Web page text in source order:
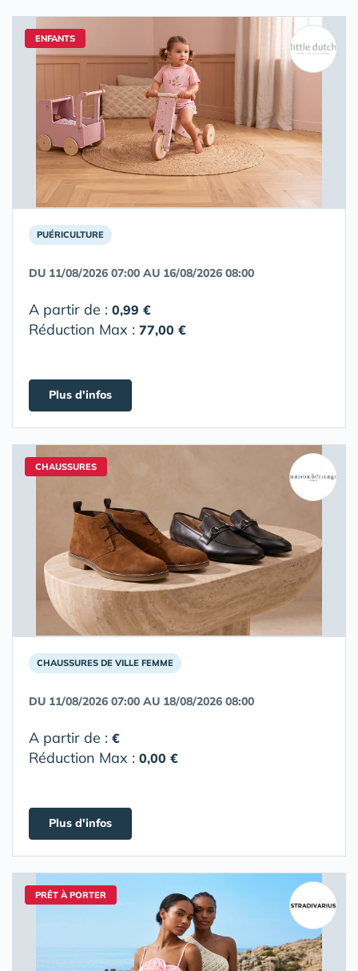
ENFANTS
PUÉRICULTURE
DU 11/08/2026 07:00 AU 16/08/2026 08:00
A partir de : 0,99 €
Réduction Max : 77,00 €
Plus d'infos
CHAUSSURES
CHAUSSURES DE VILLE FEMME
DU 11/08/2026 07:00 AU 18/08/2026 08:00
A partir de : €
Réduction Max : 0,00 €
Plus d'infos
PRÊT À PORTER